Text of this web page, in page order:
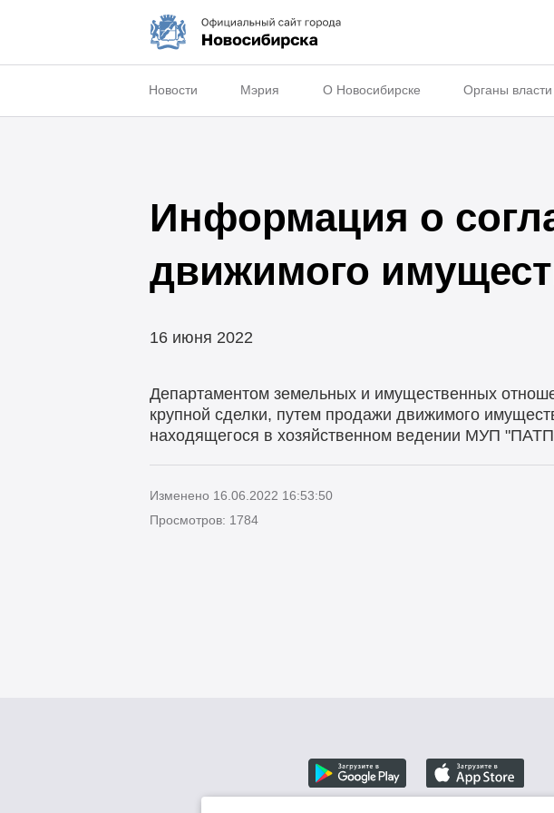
Новости Мэрия О Новосибирске Органы власти
Информация о
движимого
16 июня 2022
Департаментом земельных и имущественных
крупной сделки, путем продажи движимого
находящегося в хозяйственном ведении МУП
Изменено 16.06.2022 16:53:50
Просмотров: 1784